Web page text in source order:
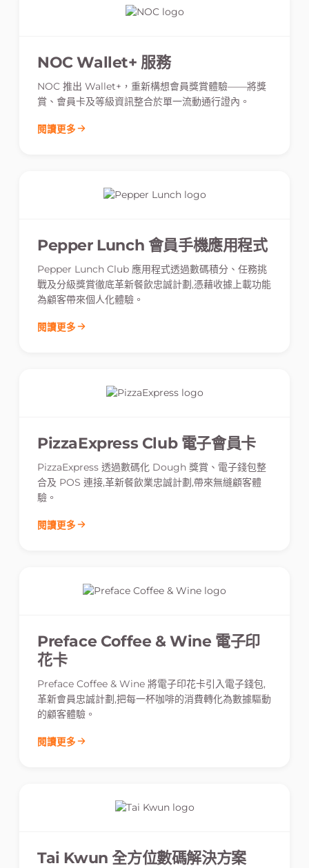
NOC Wallet+ 服務
NOC 推出 Wallet+，重新構想會員獎賞體驗——將獎
賞、會員卡及等級資訊整合於單一流動通行證內。
閱讀更多
Pepper Lunch 會員手機應用程式
Pepper Lunch Club 應用程式透過數碼積分、任務挑
戰及分級獎賞徹底革新餐飲忠誠計劃,憑藉收據上載功能
為顧客帶來個人化體驗。
閱讀更多
PizzaExpress Club 電子會員卡
PizzaExpress 透過數碼化 Dough 獎賞、電子錢包整
合及 POS 連接,革新餐飲業忠誠計劃,帶來無縫顧客體
驗。
閱讀更多
Preface Coffee & Wine 電子印
花卡
Preface Coffee & Wine 將電子印花卡引入電子錢包,
革新會員忠誠計劃,把每一杯咖啡的消費轉化為數據驅動
的顧客體驗。
閱讀更多
Tai Kwun 全方位數碼解決方案